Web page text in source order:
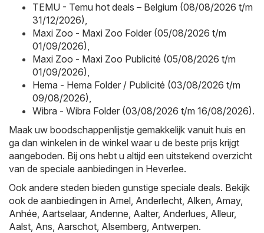
TEMU - Temu hot deals – Belgium (08/08/2026 t/m
31/12/2026)
Maxi Zoo - Maxi Zoo Folder (05/08/2026 t/m
01/09/2026)
Maxi Zoo - Maxi Zoo Publicité (05/08/2026 t/m
01/09/2026)
Hema - Hema Folder / Publicité (03/08/2026 t/m
09/08/2026)
Wibra - Wibra Folder (03/08/2026 t/m 16/08/2026).
Maak uw boodschappenlijstje gemakkelijk vanuit huis en
ga dan winkelen in de winkel waar u de beste prijs krijgt
aangeboden. Bij ons hebt u altijd een uitstekend overzicht
van de speciale aanbiedingen in Heverlee.
Ook andere steden bieden gunstige speciale deals. Bekijk
ook de aanbiedingen in Amel Anderlecht Alken Amay,
Anhée Aartselaar, Andenne Aalter, Anderlues Alleur,
Aalst Ans Aarschot Alsemberg Antwerpen.